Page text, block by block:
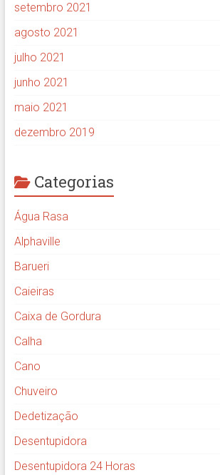
setembro 2021
agosto 2021
julho 2021
junho 2021
maio 2021
dezembro 2019
Categorias
Água Rasa
Alphaville
Barueri
Caieiras
Caixa de Gordura
Calha
Cano
Chuveiro
Dedetização
Desentupidora
Desentupidora 24 Horas